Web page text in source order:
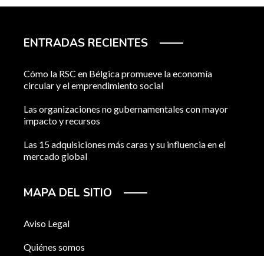
ENTRADAS RECIENTES
Cómo la RSC en Bélgica promueve la economía
circular y el emprendimiento social
Las organizaciones no gubernamentales con mayor
impacto y recursos
Las 15 adquisiciones más caras y su influencia en el
mercado global
MAPA DEL SITIO
Aviso Legal
Quiénes somos